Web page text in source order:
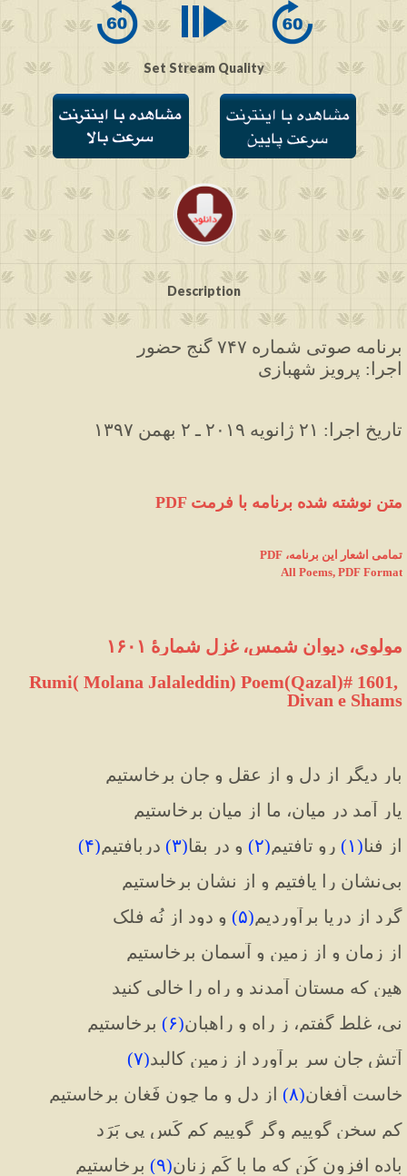
of
Set Stream Quality
Description
برنامه صوتی شماره ۷۴۷ گنج حضور
اجرا: پرویز شهبازی
۱۳۹۷ تاریخ اجرا: ۲۱ ژانویه ۲۰۱۹ ـ ۲ بهمن
PDF متن نوشته شده برنامه با فرمت
PDF ،تمامی اشعار این برنامه
All Poems, PDF Format
مولوی، دیوان شمس، غزل شمارهٔ ۱۶۰۱
Rumi( Molana Jalaleddin) Poem(Qazal)# 1601,
Divan e Shams
بارِ دیگر از دل و از عقل و جان برخاستیم
یار آمد در میان، ما از میان برخاستیم
از فنا(۱) رو تافتیم(۲) و در بقا(۳) دربافتیم(۴)
بی‌نشان را یافتیم و از نشان برخاستیم
گَرد از دریا برآوردیم(۵) و دود از نُه فلک
از زمان و از زمین و آسمان برخاستیم
هین که مستان آمدند و راه را خالی کنید
نی، غلط گفتم، ز راه و راهبان(۶) برخاستیم
آتشِ جان سر برآورد از زمینِ کالبد(۷)
خاست اَفغان(۸) از دل و ما چون فَغان برخاستیم
کم سخن گوییم وگر گوییم کم کَس پی بَرَد
باده افزون کُن که ما با کَم زنان(۹) برخاستیم